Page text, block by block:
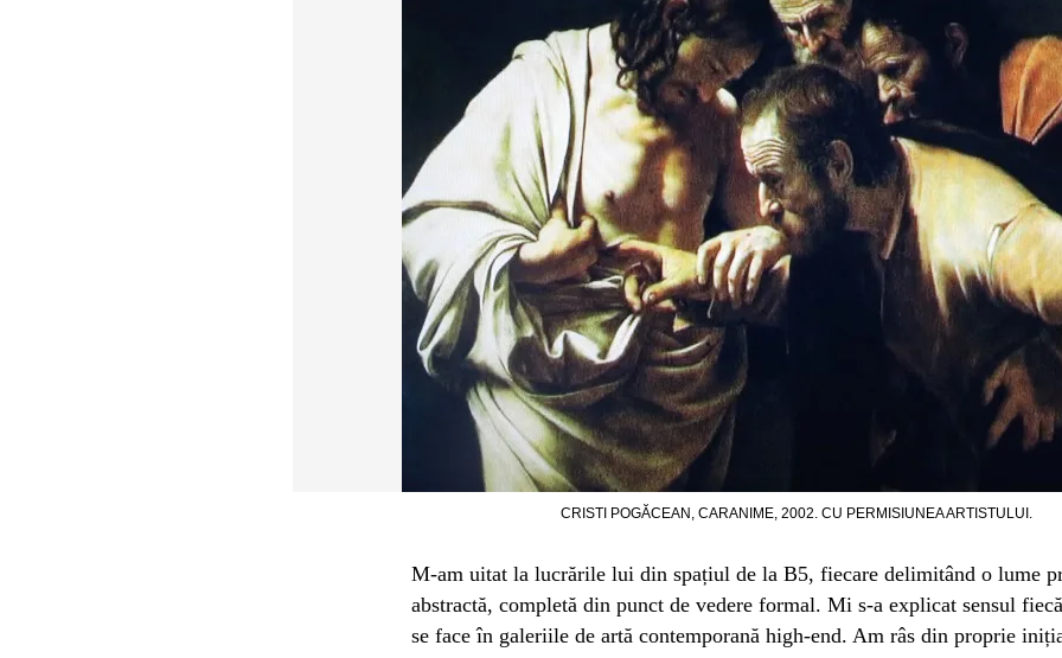
CRISTI POGĂCEAN, CARANIME, 2002. CU PERMISIUNEA ARTISTULUI.
M-am uitat la lucrările lui din spațiul de la B5, fiecare delimitând o lume
abstractă, completă din punct de vedere formal. Mi s-a explicat sensul
se face în galeriile de artă contemporană high-end. Am râs din proprie